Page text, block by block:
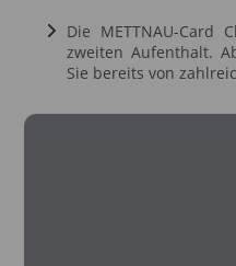
Die METTNAU-Card
zweiten Aufenthalt.
Sie bereits von